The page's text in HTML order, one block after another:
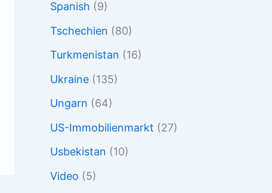
Spanish (9)
Tschechien (80)
Turkmenistan (16)
Ukraine (135)
Ungarn (64)
US-Immobilienmarkt (27)
Usbekistan (10)
Video (5)